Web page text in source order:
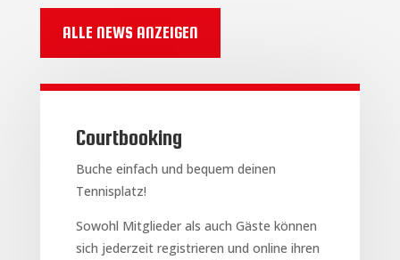
ALLE NEWS ANZEIGEN
Courtbooking
Buche einfach und bequem deinen
Tennisplatz!
Sowohl Mitglieder als auch Gäste können
sich jederzeit registrieren und online ihren